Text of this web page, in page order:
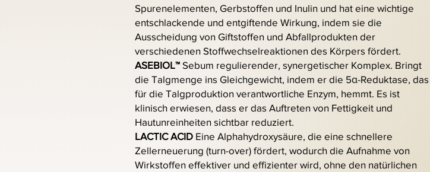
Spurenelementen, Gerbstoffen und Inulin und hat eine wichtige
entschlackende und entgiftende Wirkung, indem sie die
Ausscheidung von Giftstoffen und Abfallprodukten der
verschiedenen Stoffwechselreaktionen des Körpers fördert.
ASEBIOL™ Sebum regulierender, synergetischer Komplex. Bringt
die Talgmenge ins Gleichgewicht, indem er die 5α-Reduktase, das
für die Talgproduktion verantwortliche Enzym, hemmt. Es ist
klinisch erwiesen, dass er das Auftreten von Fettigkeit und
Hautunreinheiten sichtbar reduziert.
LACTIC ACID Eine Alphahydroxysäure, die eine schnellere
Zellerneuerung (turn-over) fördert, wodurch die Aufnahme von
Wirkstoffen effektiver und effizienter wird, ohne den natürlichen